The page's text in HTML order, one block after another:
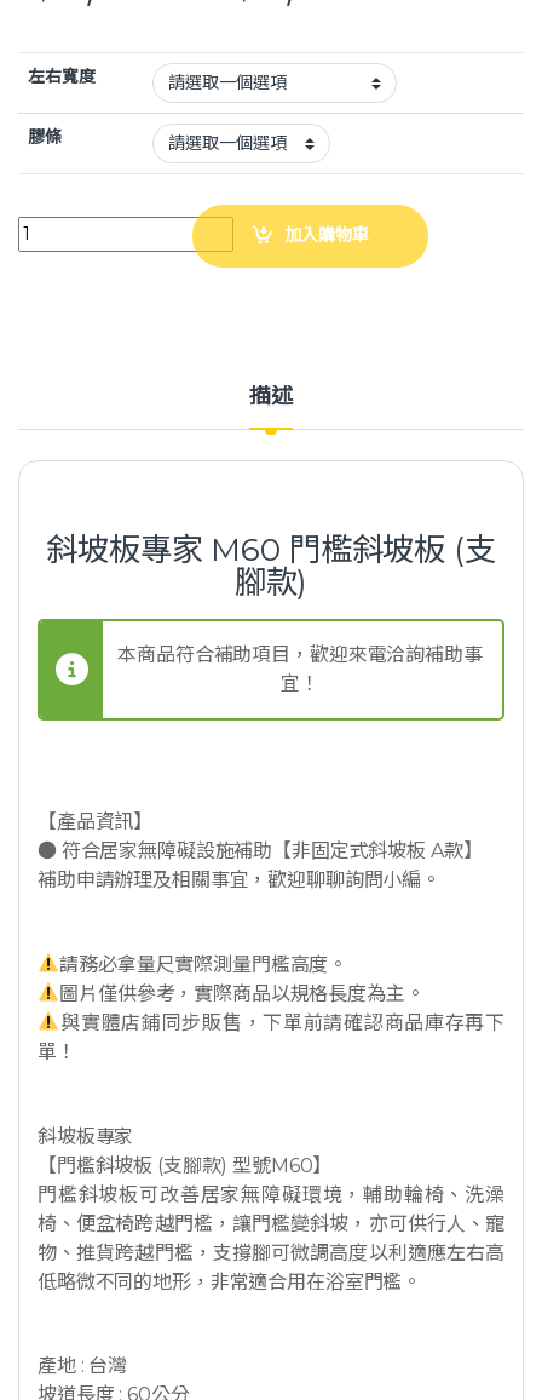
k
左右寬度
膠條
斜坡板專家 M60 門檻斜坡板 (支腳款) 板長60公分 輪椅斜坡板 樓梯
加入購物車
描述
斜坡板專家 M60 門檻斜坡板 (支
腳款)
本商品符合補助項目，歡迎來電洽詢補助事
宜！
【產品資訊】
● 符合居家無障礙設施補助【非固定式斜坡板 A款】
補助申請辦理及相關事宜，歡迎聊聊詢問小編。
請務必拿量尺實際測量門檻高度。
圖片僅供參考，實際商品以規格長度為主。
與實體店鋪同步販售，下單前請確認商品庫存再下
單！
斜坡板專家
【門檻斜坡板 (支腳款) 型號M60】
門檻斜坡板可改善居家無障礙環境，輔助輪椅、洗澡
椅、便盆椅跨越門檻，讓門檻變斜坡，亦可供行人、寵
物、推貨跨越門檻，支撐腳可微調高度以利適應左右高
低略微不同的地形，非常適合用在浴室門檻。
產地 : 台灣
坡道長度 : 60公分